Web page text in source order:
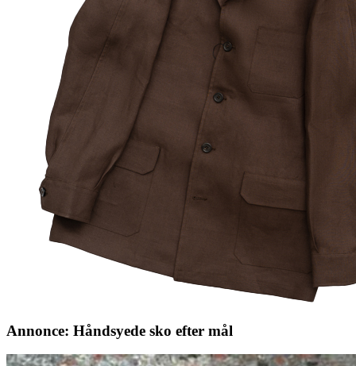
Annonce: Håndsyede sko efter mål